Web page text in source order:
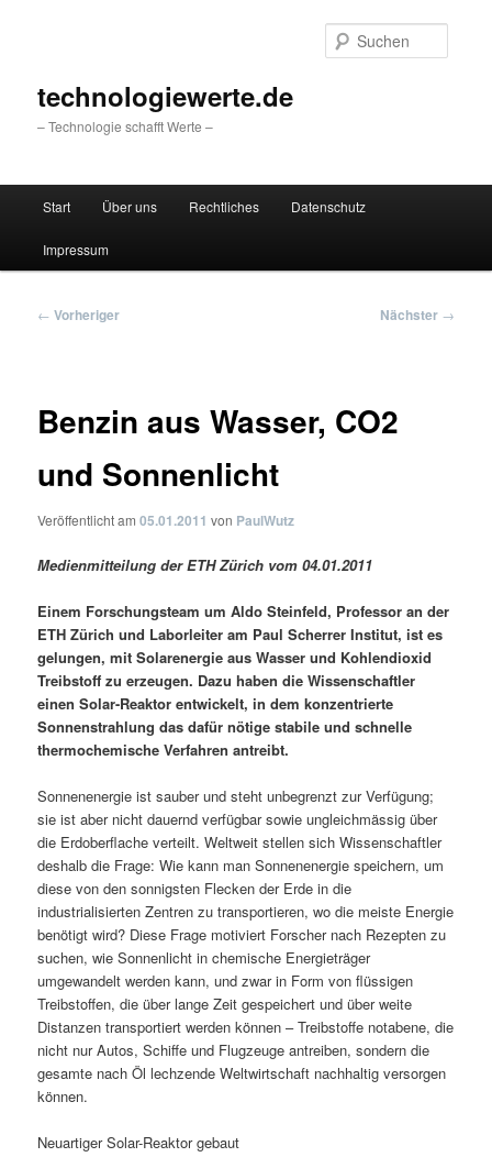
technologiewerte.de
– Technologie schafft Werte –
Start Über uns Rechtliches Datenschutz
Impressum
Beitragsnavigation
← Vorheriger Nächster →
Benzin aus Wasser, CO2
und Sonnenlicht
Veröffentlicht am05.01.2011 von PaulWutz
Medienmitteilung der ETH Zürich vom 04.01.2011
Einem Forschungsteam um Aldo Steinfeld, Professor an der
ETH Zürich und Laborleiter am Paul Scherrer Institut, ist es
gelungen, mit Solarenergie aus Wasser und Kohlendioxid
Treibstoff zu erzeugen. Dazu haben die Wissenschaftler
einen Solar-Reaktor entwickelt, in dem konzentrierte
Sonnenstrahlung das dafür nötige stabile und schnelle
thermochemische Verfahren antreibt.
Sonnenenergie ist sauber und steht unbegrenzt zur Verfügung;
sie ist aber nicht dauernd verfügbar sowie ungleichmässig über
die Erdoberflache verteilt. Weltweit stellen sich Wissenschaftler
deshalb die Frage: Wie kann man Sonnenenergie speichern, um
diese von den sonnigsten Flecken der Erde in die
industrialisierten Zentren zu transportieren, wo die meiste Energie
benötigt wird? Diese Frage motiviert Forscher nach Rezepten zu
suchen, wie Sonnenlicht in chemische Energieträger
umgewandelt werden kann, und zwar in Form von flüssigen
Treibstoffen, die über lange Zeit gespeichert und über weite
Distanzen transportiert werden können – Treibstoffe notabene, die
nicht nur Autos, Schiffe und Flugzeuge antreiben, sondern die
gesamte nach Öl lechzende Weltwirtschaft nachhaltig versorgen
können.
Neuartiger Solar-Reaktor gebaut